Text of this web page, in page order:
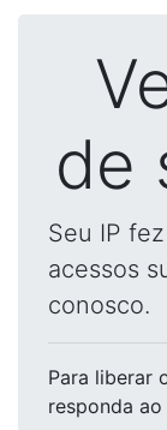
de
Seu IP
acessos
conosco.
Para liberar
responda